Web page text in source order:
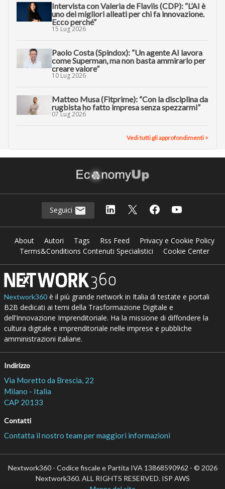
Intervista con Valeria de Flaviis (CDP): “L’AI è
uno dei migliori alleati per chi fa innovazione.
Ecco perché”
15 Lug 2026
Paolo Costa (Spindox): “Un agente AI lavora
come Superman, ma non basta ammirarlo per
creare valore”
10 Lug 2026
Matteo Musa (Fitprime): “Con la disciplina da
rugbista ho fatto impresa senza spezzarmi”
07 Lug 2026
Vedi tutti gli approfondimenti >
Seguici
About Autori Tags Rss Feed
Privacy e Cookie Policy
Terms&Conditions Contenuti Specialistici
Cookie Center
Nextwork360è il più grande network in Italia di testate e portali
B2B dedicati ai temi della Trasformazione Digitale e
dell’Innovazione Imprenditoriale. Ha la missione di diffondere la
cultura digitale e imprenditoriale nelle imprese e pubbliche
amministrazioni italiane.
Indirizzo
Via Moretto da Brescia, 22
Milano - Italia
CAP 20133
Contatti
Contatta il nostro team per maggiori informazioni
Nextwork360 - Codice fiscale e Partita IVA 13868590962 - © 2026
Nextwork360. ALL RIGHTS RESERVED. ISP AWS